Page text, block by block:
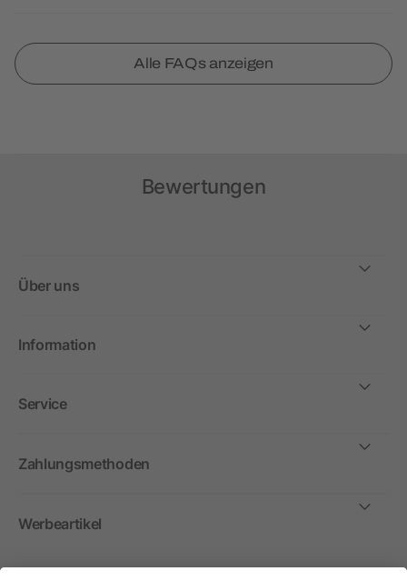
Alle FAQs anzeigen
Bewertungen
Über uns
Information
Service
Zahlungsmethoden
Werbeartikel